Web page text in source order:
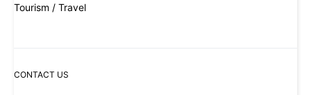
Tourism / Travel
CONTACT US